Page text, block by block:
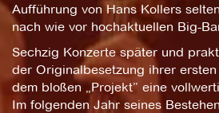
Aufführung von Hans Kollers
nach wie vor hochaktuellen Big-
Sechzig Konzerte später und
der Originalbesetzung ihrer
dem bloßen „Projekt” eine
Im folgenden Jahr seines